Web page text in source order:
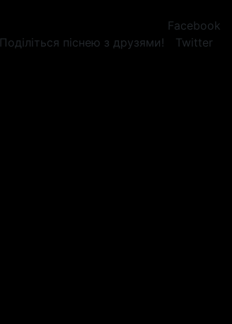
Поділіться піснею з друзями!
Facebook
Twitter